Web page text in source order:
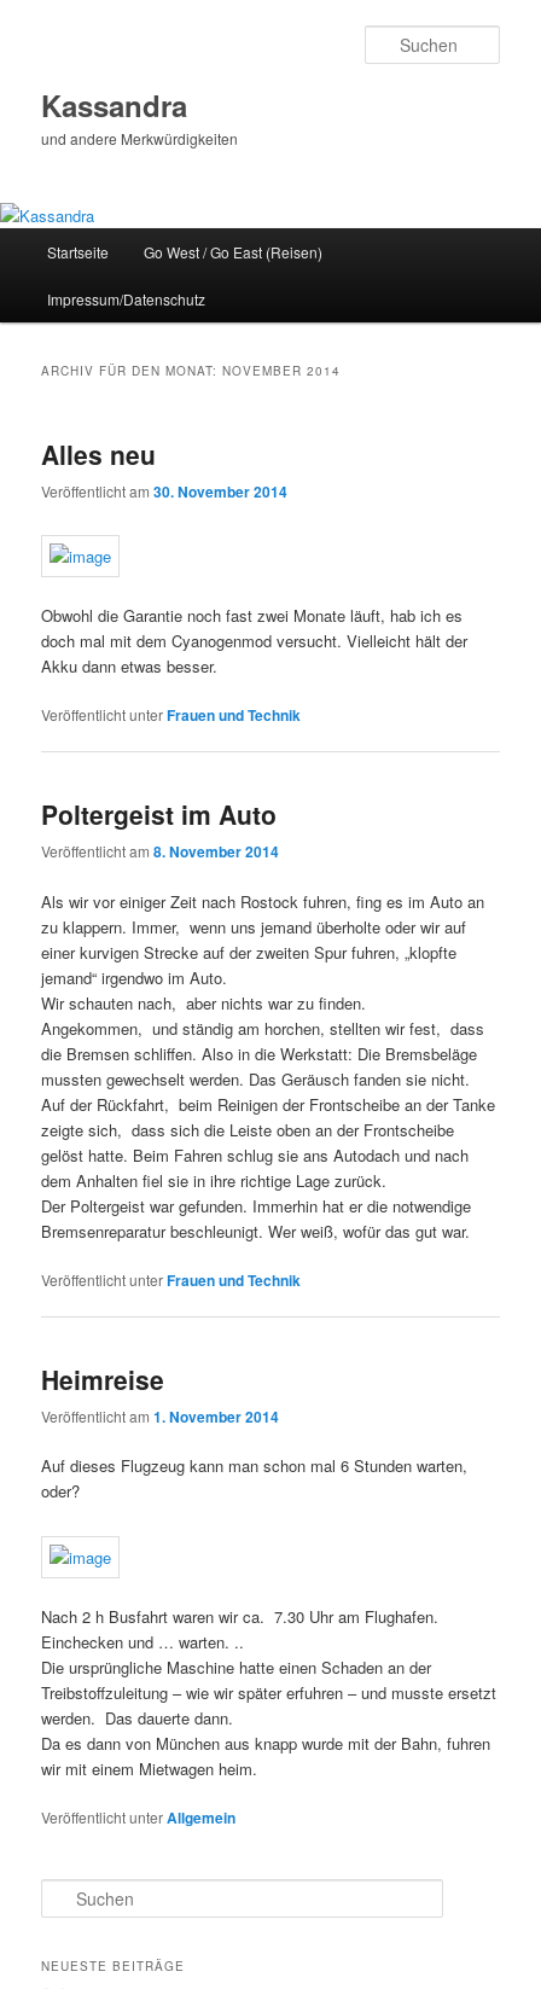
Kassandra
und andere Merkwürdigkeiten
Startseite Go West / Go East (Reisen)
Impressum/Datenschutz
ARCHIV FÜR DEN MONAT:NOVEMBER 2014
Alles neu
Veröffentlicht am30. November 2014
Obwohl die Garantie noch fast zwei Monate läuft, hab ich es
doch mal mit dem Cyanogenmod versucht. Vielleicht hält der
Akku dann etwas besser.
Veröffentlicht unterFrauen und Technik
Poltergeist im Auto
Veröffentlicht am8. November 2014
Als wir vor einiger Zeit nach Rostock fuhren, fing es im Auto an
zu klappern. Immer, wenn uns jemand überholte oder wir auf
einer kurvigen Strecke auf der zweiten Spur fuhren, „klopfte
jemand“ irgendwo im Auto.
Wir schauten nach, aber nichts war zu finden.
Angekommen, und ständig am horchen, stellten wir fest, dass
die Bremsen schliffen. Also in die Werkstatt: Die Bremsbeläge
mussten gewechselt werden. Das Geräusch fanden sie nicht.
Auf der Rückfahrt, beim Reinigen der Frontscheibe an der Tanke
zeigte sich, dass sich die Leiste oben an der Frontscheibe
gelöst hatte. Beim Fahren schlug sie ans Autodach und nach
dem Anhalten fiel sie in ihre richtige Lage zurück.
Der Poltergeist war gefunden. Immerhin hat er die notwendige
Bremsenreparatur beschleunigt. Wer weiß, wofür das gut war.
Veröffentlicht unterFrauen und Technik
Heimreise
Veröffentlicht am1. November 2014
Auf dieses Flugzeug kann man schon mal 6 Stunden warten,
oder?
Nach 2 h Busfahrt waren wir ca. 7.30 Uhr am Flughafen.
Einchecken und … warten. ..
Die ursprüngliche Maschine hatte einen Schaden an der
Treibstoffzuleitung – wie wir später erfuhren – und musste ersetzt
werden. Das dauerte dann.
Da es dann von München aus knapp wurde mit der Bahn, fuhren
wir mit einem Mietwagen heim.
Veröffentlicht unterAllgemein
u
h
NEUESTE BEITRÄGE